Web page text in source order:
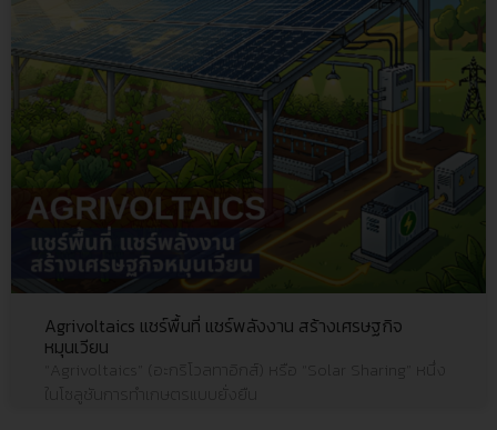
Agrivoltaics แชร์พื้นที่ แชร์พลังงาน สร้างเศรษฐกิจ
หมุนเวียน
“Agrivoltaics” (อะกริโวลทาอิกส์) หรือ “Solar Sharing” หนึ่ง